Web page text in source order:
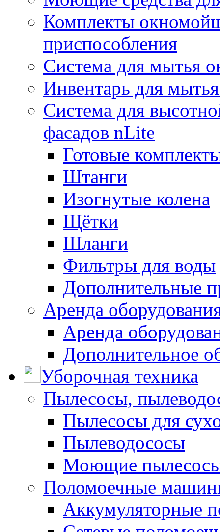
Комплекты
приспособления
Система для мытья
Инвентарь для
Система для
фасадов nLite
Готовые
Штанги
Изогнутые колена
Щётки
Шланги
Фильтры для воды
Дополнительные
Аренда
Аренда
Дополнительное
Уборочная техника
Пылесосы,
Пылесосы для
Пылеводососы
Моющие пылесосы
Поломоечные
Аккумуляторные